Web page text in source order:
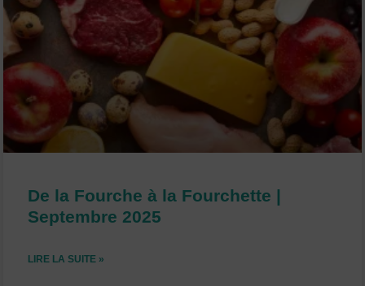
De la Fourche à la Fourchette |
Septembre 2025
LIRE LA SUITE »